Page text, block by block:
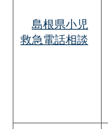
島根県小児
救急電話相談